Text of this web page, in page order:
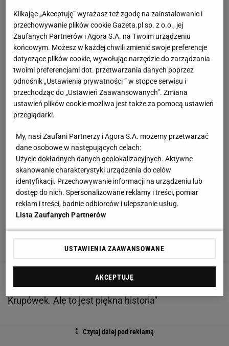
Zobacz wideo"Podolski to jest już trochę taki miś z
Krupówek. Ale to jest piękna historia"
Klikając „Akceptuję” wyrażasz też zgodę na zainstalowanie i
przechowywanie plików cookie Gazeta.pl sp. z o.o., jej
Zaufanych Partnerów i Agora S.A. na Twoim urządzeniu
końcowym. Możesz w każdej chwili zmienić swoje preferencje
dotyczące plików cookie, wywołując narzędzie do zarządzania
twoimi preferencjami dot. przetwarzania danych poprzez
odnośnik „Ustawienia prywatności ” w stopce serwisu i
przechodząc do „Ustawień Zaawansowanych”. Zmiana
ustawień plików cookie możliwa jest także za pomocą ustawień
przeglądarki.
My, nasi Zaufani Partnerzy i Agora S.A. możemy przetwarzać
dane osobowe w następujących celach:
Użycie dokładnych danych geolokalizacyjnych. Aktywne
skanowanie charakterystyki urządzenia do celów
identyfikacji. Przechowywanie informacji na urządzeniu lub
dostęp do nich. Spersonalizowane reklamy i treści, pomiar
reklam i treści, badnie odbiorców i ulepszanie usług.
Lista Zaufanych Partnerów
USTAWIENIA ZAAWANSOWANE
AKCEPTUJĘ